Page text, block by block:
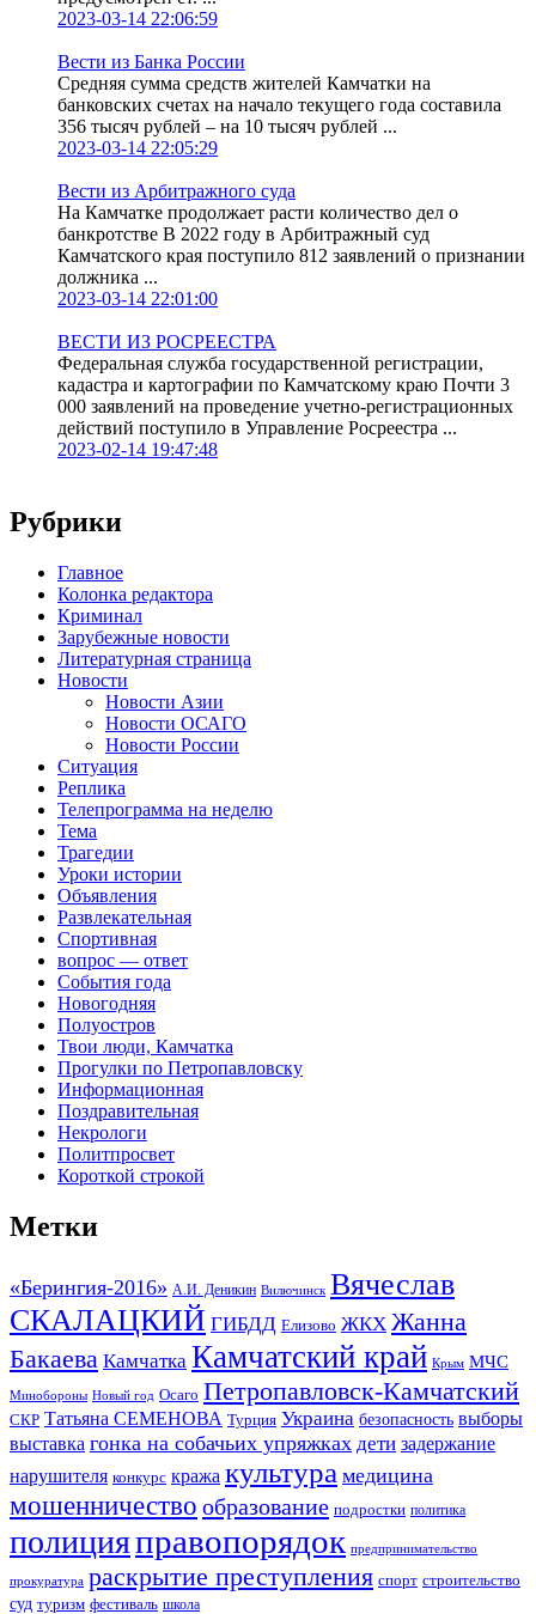
2023-03-14 22:06:59
Вести из Банка России
Средняя сумма средств жителей Камчатки на
банковских счетах на начало текущего года составила
356 тысяч рублей – на 10 тысяч рублей ...
2023-03-14 22:05:29
Вести из Арбитражного суда
На Камчатке продолжает расти количество дел о
банкротстве В 2022 году в Арбитражный суд
Камчатского края поступило 812 заявлений о признании
должника ...
2023-03-14 22:01:00
ВЕСТИ ИЗ РОСРЕЕСТРА
Федеральная служба государственной регистрации,
кадастра и картографии по Камчатскому краю Почти 3
000 заявлений на проведение учетно-регистрационных
действий поступило в Управление Росреестра ...
2023-02-14 19:47:48
Рубрики
Главное
Колонка редактора
Криминал
Зарубежные новости
Литературная страница
Новости
Новости Азии
Новости ОСАГО
Новости России
Ситуация
Реплика
Телепрограмма на неделю
Тема
Трагедии
Уроки истории
Объявления
Развлекательная
Спортивная
вопрос — ответ
События года
Новогодняя
Полуостров
Твои люди, Камчатка
Прогулки по Петропавловску
Информационная
Поздравительная
Некрологи
Политпросвет
Короткой строкой
Метки
«Берингия-2016» А.И. Деникин Вилючинск Вячеслав
СКАЛАЦКИЙ ГИБДД Елизово ЖКХ Жанна
Бакаева Камчатка Камчатский край Крым МЧС
Минобороны Новый год Осаго Петропавловск-Камчатский
СКР Татьяна СЕМЕНОВА Турция Украина безопасность выборы
выставка гонка на собачьих упряжках дети задержание
нарушителя конкурс кража культура медицина
мошенничество образование подростки политика
полицияправопорядок предпринимательство
прокуратура раскрытие преступления спорт строительство
суд туризм фестиваль школа